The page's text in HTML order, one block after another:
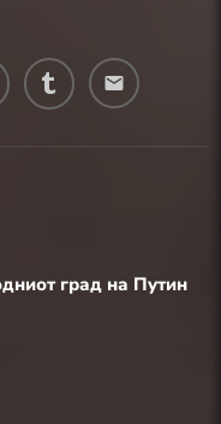
email
град на Путин